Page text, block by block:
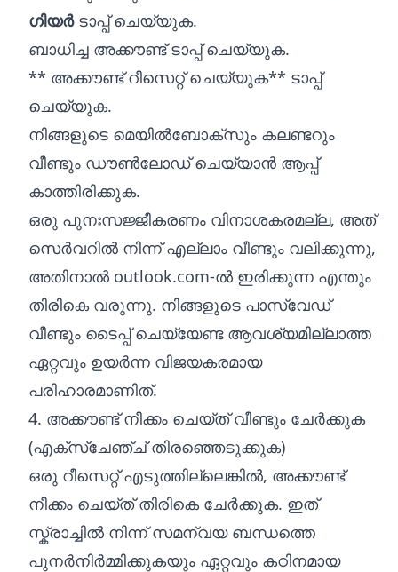
ഗിയർടാപ്പ് ചെയ്യുക.
ബാധിച്ച അക്കൗണ്ട് ടാപ്പ് ചെയ്യുക.
** അക്കൗണ്ട് റീസെറ്റ് ചെയ്യുക** ടാപ്പ്
ചെയ്യുക.
നിങ്ങളുടെ മെയിൽബോക്സും കലണ്ടറും
വീണ്ടും ഡൗൺലോഡ് ചെയ്യാൻ ആപ്പ്
കാത്തിരിക്കുക.
ഒരു പുനഃസജ്ജീകരണം വിനാശകരമല്ല, അത്
സെർവറിൽ നിന്ന് എല്ലാം വീണ്ടും വലിക്കുന്നു,
അതിനാൽ outlook.com-ൽ ഇരിക്കുന്ന എന്തും
തിരികെ വരുന്നു. നിങ്ങളുടെ പാസ്‌വേഡ്
വീണ്ടും ടൈപ്പ് ചെയ്യേണ്ട ആവശ്യമില്ലാത്ത
ഏറ്റവും ഉയർന്ന വിജയകരമായ
പരിഹാരമാണിത്.
4. അക്കൗണ്ട് നീക്കം ചെയ്‌ത് വീണ്ടും ചേർക്കുക
(എക്‌സ്‌ചേഞ്ച് തിരഞ്ഞെടുക്കുക)
ഒരു റീസെറ്റ് എടുത്തില്ലെങ്കിൽ, അക്കൗണ്ട്
നീക്കം ചെയ്‌ത് തിരികെ ചേർക്കുക. ഇത്
സ്ക്രാച്ചിൽ നിന്ന് സമന്വയ ബന്ധത്തെ
പുനർനിർമ്മിക്കുകയും ഏറ്റവും കഠിനമായ